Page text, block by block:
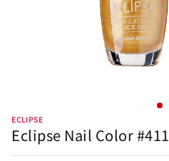
ECLIPSE
Eclipse Nail Color #411